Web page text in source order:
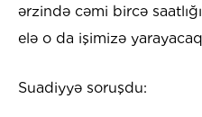
ərzində cəmi bircə
elə o da işimizə
Suadiyyə soruşdu: